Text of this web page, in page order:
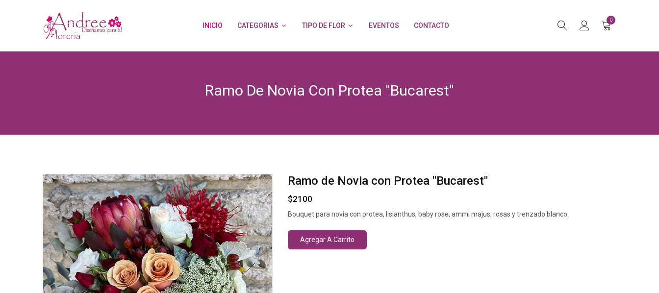
INICIO CATEGORIAS TIPO DE FLOR EVENTOS CONTACTO
0
Ramo De Novia Con Protea "Bucarest"
Ramo de Novia con Protea "Bucarest"
$2100
Bouquet para novia con protea, lisianthus, baby rose, ammi majus, rosas y trenzado blanco.
Agregar A Carrito